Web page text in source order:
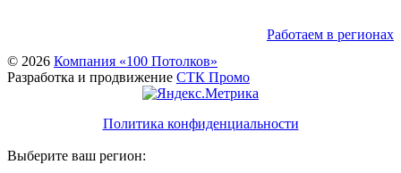
Работаем в регионах
© 2026 Компания «100 Потолков»
Разработка и продвижение СТК Промо
Политика конфиденциальности
Выберите ваш регион: